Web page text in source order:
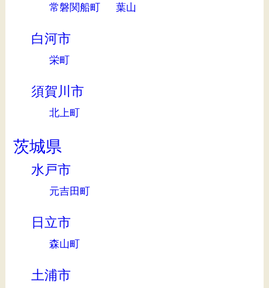
常磐関船町
葉山
白河市
栄町
須賀川市
北上町
茨城県
水戸市
元吉田町
日立市
森山町
土浦市